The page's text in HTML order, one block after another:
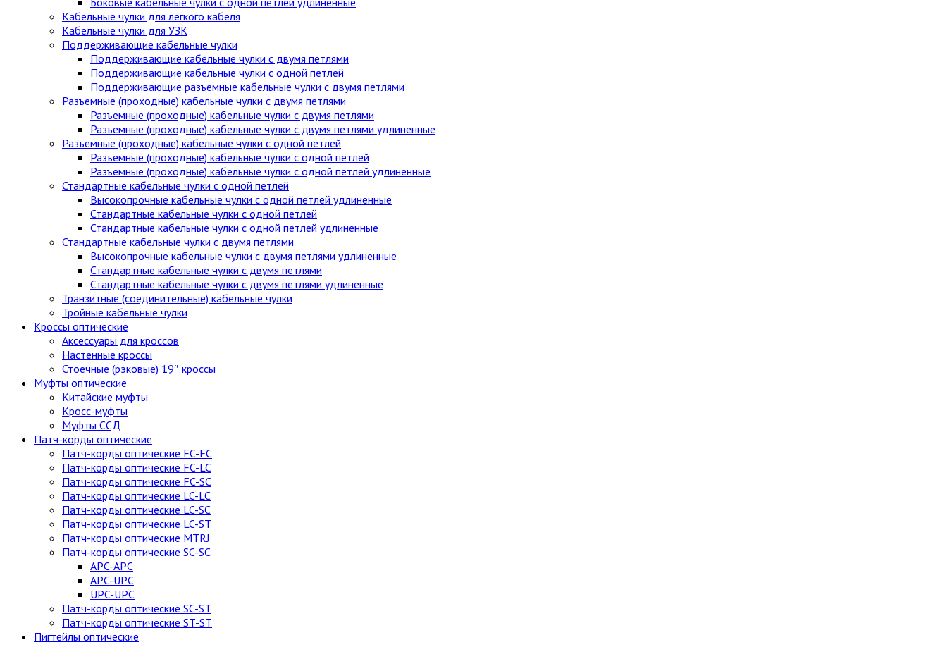
Кабельные чулки для легкого кабеля
Кабельные чулки для УЗК
Поддерживающие кабельные чулки
Поддерживающие кабельные чулки с двумя петлями
Поддерживающие кабельные чулки с одной петлей
Поддерживающие разъемные кабельные чулки с двумя петлями
Разъемные (проходные) кабельные чулки с двумя петлями
Разъемные (проходные) кабельные чулки с двумя петлями
Разъемные (проходные) кабельные чулки с двумя петлями удлиненные
Разъемные (проходные) кабельные чулки с одной петлей
Разъемные (проходные) кабельные чулки с одной петлей
Разъемные (проходные) кабельные чулки с одной петлей удлиненные
Стандартные кабельные чулки c одной петлей
Высокопрочные кабельные чулки с одной петлей удлиненные
Стандартные кабельные чулки с одной петлей
Стандартные кабельные чулки с одной петлей удлиненные
Стандартные кабельные чулки с двумя петлями
Высокопрочные кабельные чулки с двумя петлями удлиненные
Стандартные кабельные чулки с двумя петлями
Стандартные кабельные чулки с двумя петлями удлиненные
Транзитные (соединительные) кабельные чулки
Тройные кабельные чулки
Кроссы оптические
Аксессуары для кроссов
Настенные кроссы
Стоечные (рэковые) 19″ кроссы
Муфты оптические
Китайские муфты
Кросс-муфты
Муфты ССД
Патч-корды оптические
Патч-корды оптические FC-FC
Патч-корды оптические FC-LC
Патч-корды оптические FC-SC
Патч-корды оптические LC-LC
Патч-корды оптические LC-SC
Патч-корды оптические LC-ST
Патч-корды оптические MTRJ
Патч-корды оптические SC-SC
APC-APC
APC-UPC
UPC-UPC
Патч-корды оптические SC-ST
Патч-корды оптические ST-ST
Пигтейлы оптические